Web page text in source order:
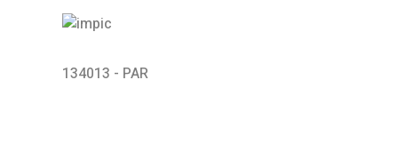
134013 - PAR